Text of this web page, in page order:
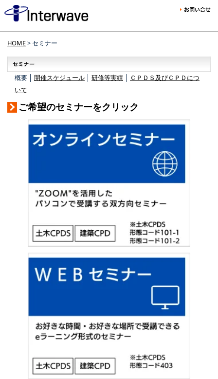
HOME> セミナー
概要 │ 開催スケジュール 研修等実績
ＣＰＤＳ及びＣＰＤにつ
いて
ご希望のセミナーをクリック